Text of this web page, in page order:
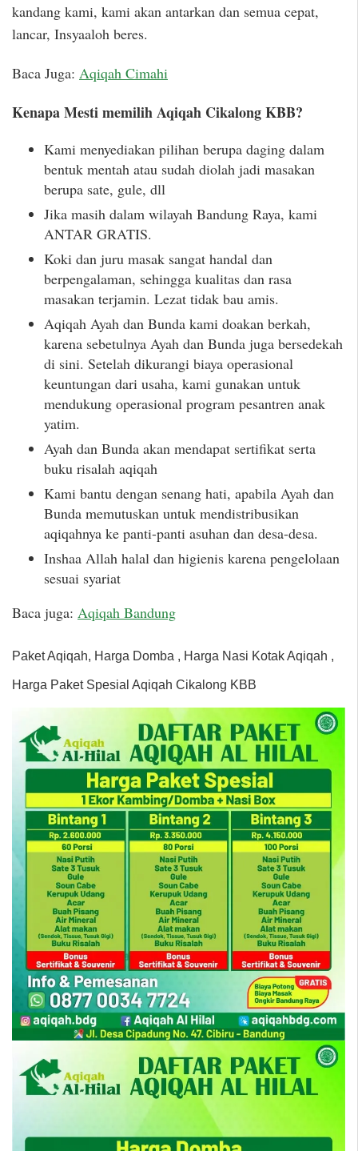
kandang kami, kami akan antarkan dan semua cepat,
lancar, Insyaaloh beres.
Baca Juga: Aqiqah Cimahi
Kenapa Mesti memilih Aqiqah Cikalong KBB?
Kami menyediakan pilihan berupa daging dalam
bentuk mentah atau sudah diolah jadi masakan
berupa sate, gule, dll
Jika masih dalam wilayah Bandung Raya, kami
ANTAR GRATIS.
Koki dan juru masak sangat handal dan
berpengalaman, sehingga kualitas dan rasa
masakan terjamin. Lezat tidak bau amis.
Aqiqah Ayah dan Bunda kami doakan berkah,
karena sebetulnya Ayah dan Bunda juga bersedekah
di sini. Setelah dikurangi biaya operasional
keuntungan dari usaha, kami gunakan untuk
mendukung operasional program pesantren anak
yatim.
Ayah dan Bunda akan mendapat sertifikat serta
buku risalah aqiqah
Kami bantu dengan senang hati, apabila Ayah dan
Bunda memutuskan untuk mendistribusikan
aqiqahnya ke panti-panti asuhan dan desa-desa.
Inshaa Allah halal dan higienis karena pengelolaan
sesuai syariat
Baca juga: Aqiqah Bandung
Paket Aqiqah, Harga Domba , Harga Nasi Kotak Aqiqah ,
Harga Paket Spesial Aqiqah Cikalong KBB